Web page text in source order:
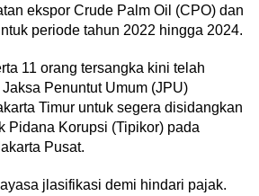
ekspor Crude Palm Oil (CPO) dan
periode tahun 2022 hingga 2024.
11 orang tersangka kini telah
Penuntut Umum (JPU)
Timur untuk segera disidangkan
Pidana Korupsi (Tipikor) pada
Pusat.
jlasifikasi demi hindari pajak.